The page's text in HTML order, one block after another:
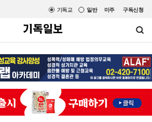
미주 구독신청
일반
기독교